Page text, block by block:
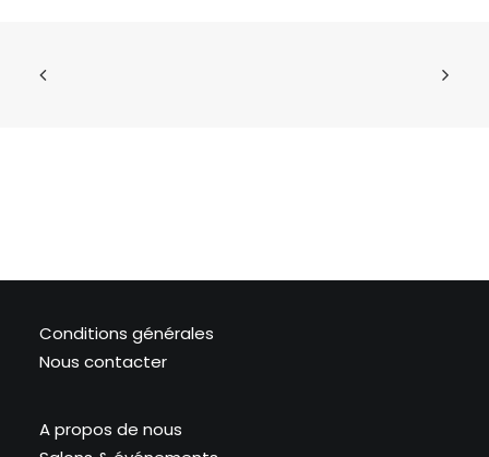
Conditions générales
Nous contacter
A propos de nous